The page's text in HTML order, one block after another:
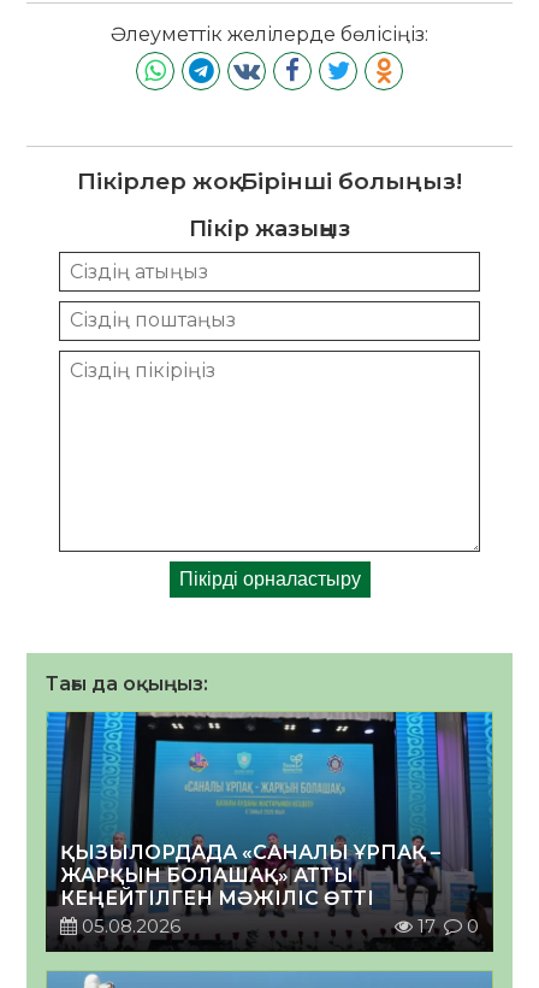
Әлеуметтік желілерде бөлісіңіз:
Пікірлер жоқ. Бірінші болыңыз!
Пікір жазыңыз
Тағы да оқыңыз:
ҚЫЗЫЛОРДАДА «САНАЛЫ ҰРПАҚ –
ЖАРҚЫН БОЛАШАҚ» АТТЫ
КЕҢЕЙТІЛГЕН МӘЖІЛІС ӨТТІ
05.08.2026
17 0